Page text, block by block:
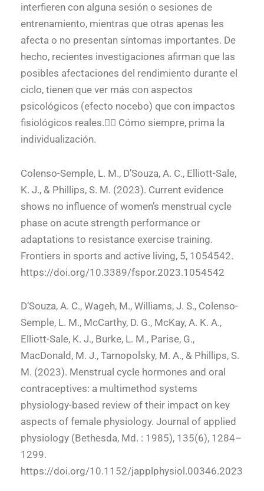
interfieren con alguna sesión o sesiones de
entrenamiento, mientras que otras apenas les
afecta o no presentan síntomas importantes. De
hecho, recientes investigaciones afirman que las
posibles afectaciones del rendimiento durante el
ciclo, tienen que ver más con aspectos
psicológicos (efecto nocebo) que con impactos
fisiológicos reales.👉🏽 Cómo siempre, prima la
individualización.
Colenso-Semple, L. M., D’Souza, A. C., Elliott-Sale,
K. J., & Phillips, S. M. (2023). Current evidence
shows no influence of women’s menstrual cycle
phase on acute strength performance or
adaptations to resistance exercise training.
Frontiers in sports and active living, 5, 1054542.
https://doi.org/10.3389/fspor.2023.1054542
D’Souza, A. C., Wageh, M., Williams, J. S., Colenso-
Semple, L. M., McCarthy, D. G., McKay, A. K. A.,
Elliott-Sale, K. J., Burke, L. M., Parise, G.,
MacDonald, M. J., Tarnopolsky, M. A., & Phillips, S.
M. (2023). Menstrual cycle hormones and oral
contraceptives: a multimethod systems
physiology-based review of their impact on key
aspects of female physiology. Journal of applied
physiology (Bethesda, Md. : 1985), 135(6), 1284–
1299.
https://doi.org/10.1152/japplphysiol.00346.2023